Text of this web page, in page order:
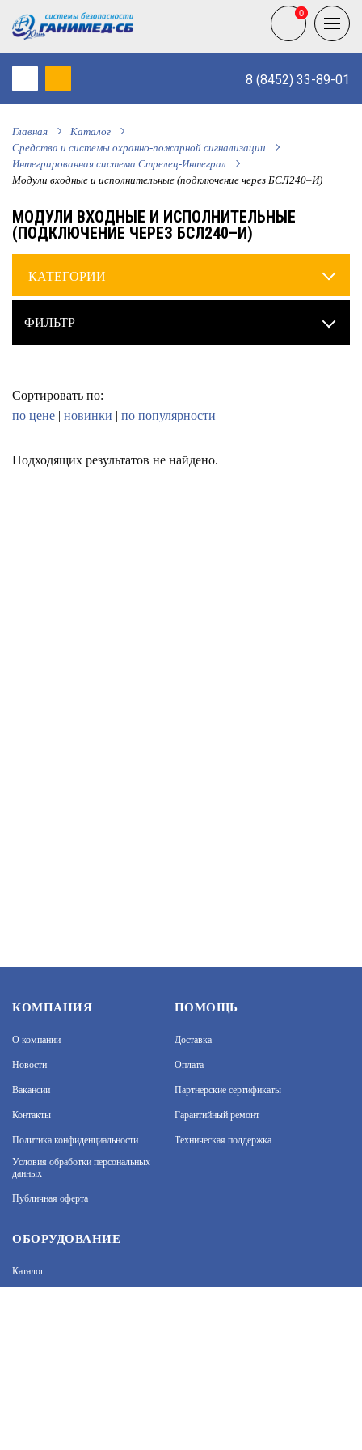
На нашем сайте используются cookie–файлы, в том
числе сервисов веб–аналитики. Используя сайт, вы
обработке персональных данных вы можете узнать
Принять и закрыть
8 (8452) 33-89-01
0
0
Главная
Каталог
Средства и системы охранно-пожарной сигнализации
Интегрированная система Стрелец-Интеграл
Модули входные и исполнительные (подключение через БСЛ240–И)
МОДУЛИ ВХОДНЫЕ И ИСПОЛНИТЕЛЬНЫЕ
(ПОДКЛЮЧЕНИЕ ЧЕРЕЗ БСЛ240–И)
КАТЕГОРИИ
ФИЛЬТР
Сортировать по:
по цене | новинки | по популярности
Подходящих результатов не найдено.
КОМПАНИЯ
О компании
Новости
Вакансии
Контакты
Политика конфиденциальности
Условия обработки персональных
данных
Публичная оферта
ПОМОЩЬ
Доставка
Оплата
Партнерские сертификаты
Гарантийный ремонт
Техническая поддержка
ОБОРУДОВАНИЕ
Каталог